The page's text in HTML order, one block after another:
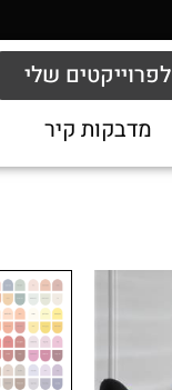
לפרוייקטים שלי
מדבקות קיר